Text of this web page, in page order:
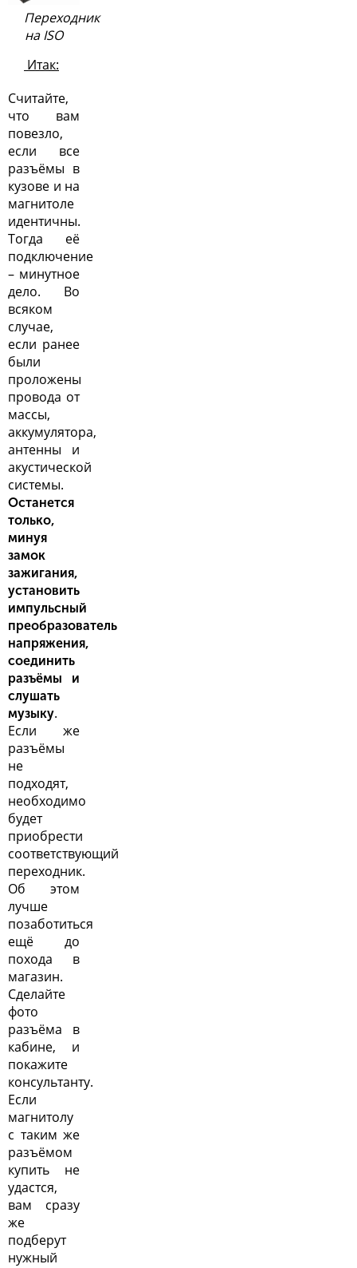
Переходник
на ISO
Итак:
Считайте,
что вам
повезло,
если все
разъёмы в
кузове и на
магнитоле
идентичны.
Тогда её
подключение
– минутное
дело. Во
всяком
случае,
если ранее
были
проложены
провода от
массы,
аккумулятора,
антенны и
акустической
системы.
Останется
только,
минуя
замок
зажигания,
установить
импульсный
преобразователь
напряжения,
соединить
разъёмы и
слушать
музыку.
Если же
разъёмы
не
подходят,
необходимо
будет
приобрести
соответствующий
переходник.
Об этом
лучше
позаботиться
ещё до
похода в
магазин.
Сделайте
фото
разъёма в
кабине, и
покажите
консультанту.
Если
магнитолу
с таким же
разъёмом
купить не
удастся,
вам сразу
же
подберут
нужный